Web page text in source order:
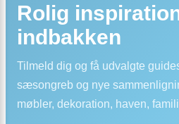
Rolig
indbakken
Tilmeld dig og få udvalgte
sæsongreb og nye
møbler, dekoration, haven,